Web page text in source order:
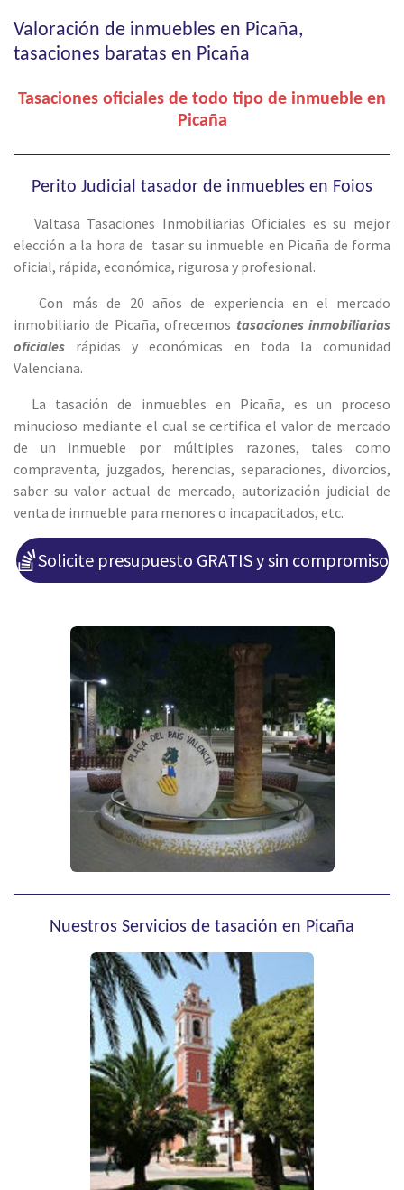
Valoración de inmuebles en Picaña,
tasaciones baratas en Picaña
Tasaciones oficiales de todo tipo de inmueble en
Picaña
Perito Judicial tasador de inmuebles en Foios
Valtasa Tasaciones Inmobiliarias Oficiales es su mejor
elección a la hora de tasar su inmueble en Picaña de forma
oficial, rápida, económica, rigurosa y profesional.
Con más de 20 años de experiencia en el mercado
inmobiliario de Picaña, ofrecemos tasaciones inmobiliarias
oficiales
rápidas y económicas en toda la comunidad
Valenciana.
La tasación de inmuebles en Picaña, es un proceso
minucioso mediante el cual se certifica el valor de mercado
de un inmueble por múltiples razones, tales como
compraventa, juzgados, herencias, separaciones, divorcios,
saber su valor actual de mercado, autorización judicial de
venta de inmueble para menores o incapacitados, etc.
Solicite presupuesto GRATIS y sin compromiso
Nuestros Servicios de tasación en Picaña